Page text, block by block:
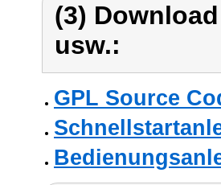
(3)
usw.:
GPL Source